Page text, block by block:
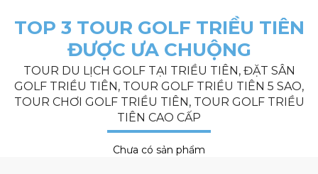
TOP 3 TOUR GOLF TRIỀU TIÊN
ĐƯỢC ƯA CHUỘNG
TOUR DU LỊCH GOLF TẠI TRIỀU TIÊN, ĐẶT SÂN
GOLF TRIỀU TIÊN, TOUR GOLF TRIỀU TIÊN 5 SAO,
TOUR CHƠI GOLF TRIỀU TIÊN, TOUR GOLF TRIỀU
TIÊN CAO CẤP
Chưa có sản phẩm